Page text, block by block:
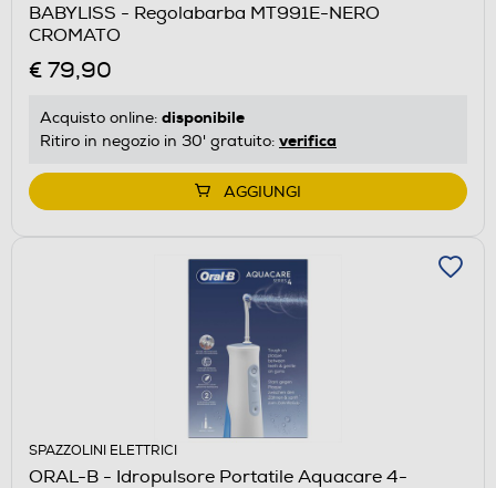
BABYLISS - Regolabarba MT991E-NERO
CROMATO
€ 79,90
Acquisto online: disponibile
Ritiro in negozio in 30' gratuito: verifica
AGGIUNGI
SPAZZOLINI ELETTRICI
ORAL-B - Idropulsore Portatile Aquacare 4-